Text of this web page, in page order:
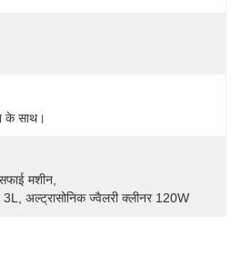
के साथ।
मशीन
अल्ट्रासोनिक ज्वैलरी क्लीनर 120W